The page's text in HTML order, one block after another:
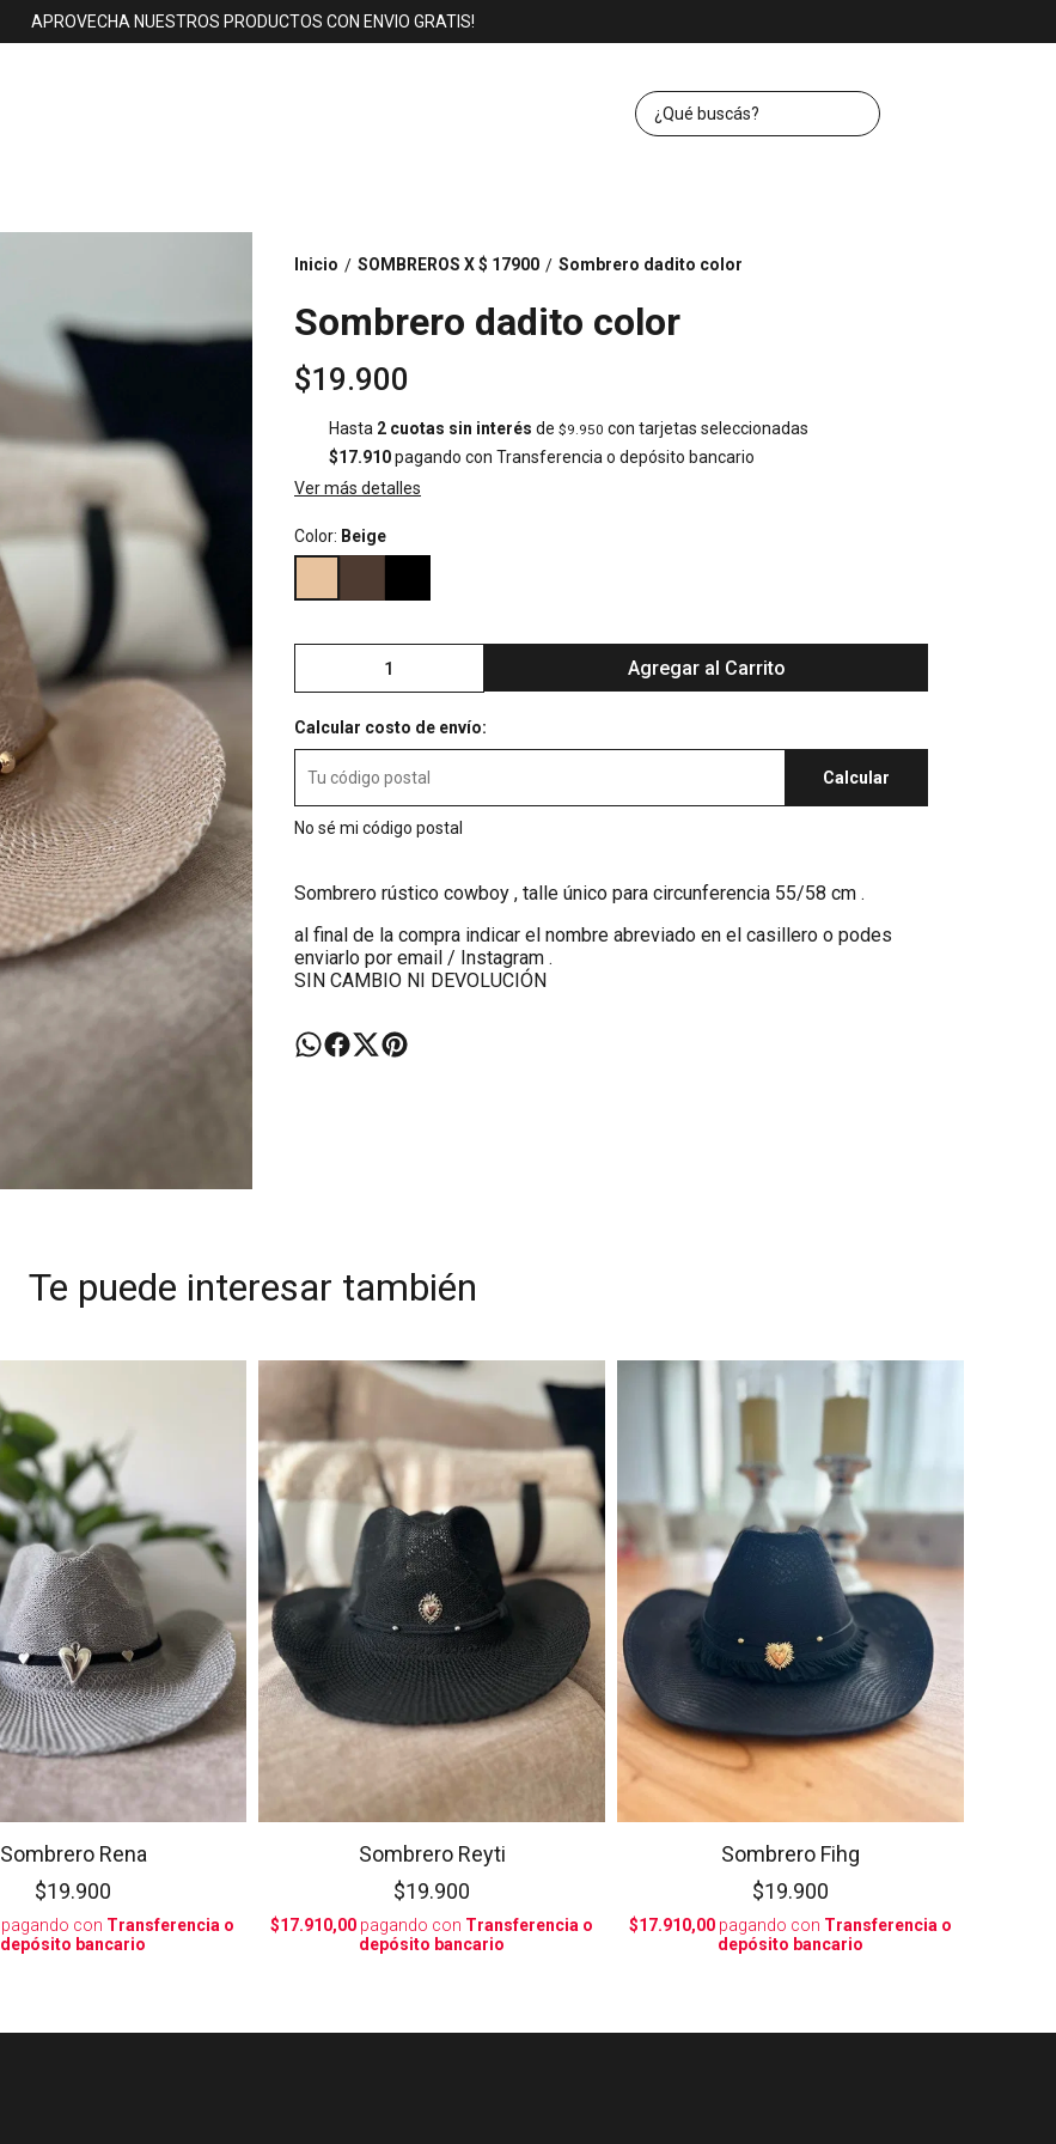
APROVECHA NUESTROS PRODUCTOS CON ENVIO GRATIS!
Inicio / SOMBREROS X $ 17900 / Sombrero dadito color
Sombrero dadito color
$19.900
Hasta 2 cuotas sin interés de $9.950 con tarjetas seleccionadas
$17.910pagando con Transferencia o depósito bancario
Ver más detalles
Color: Beige
Agregar al Carrito
Calcular costo de envío:
Calcular
No sé mi código postal
Sombrero rústico cowboy , talle único para circunferencia 55/58 cm .
al final de la compra indicar el nombre abreviado en el casillero o podes
enviarlo por email / Instagram .
SIN CAMBIO NI DEVOLUCIÓN
Te puede interesar también
Sombrero Rena
$19.900
pagando con Transferencia o
depósito bancario
Sombrero Reyti
$19.900
$17.910,00 pagando con Transferencia o
depósito bancario
Sombrero Fihg
$19.900
$17.910,00 pagando con Transferencia o
depósito bancario